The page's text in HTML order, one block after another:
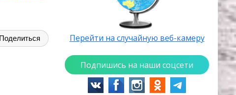
Поделиться Перейти на случайную веб-камеру
Подпишись на наши соцсети